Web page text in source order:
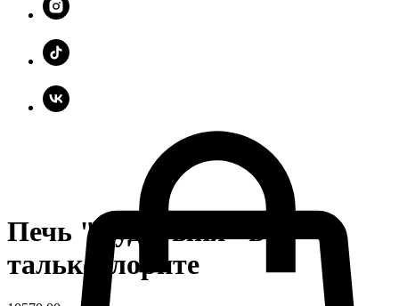
Печь "Сударыня" в
талькохлорите